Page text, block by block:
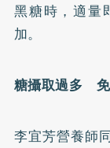
黑糖時，適量
加。
糖攝取過多 免
李宜芳營養師